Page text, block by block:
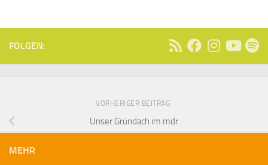
FOLGEN:
VORHERIGER BEITRAG
Unser Gründach im mdr
MEHR